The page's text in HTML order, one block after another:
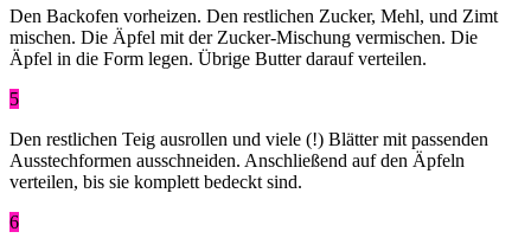
Den Backofen vorheizen. Den restlichen Zucker, Mehl, und Zimt
mischen. Die Äpfel mit der Zucker-Mischung vermischen. Die
Äpfel in die Form legen. Übrige Butter darauf verteilen.
5
Den restlichen Teig ausrollen und viele (!) Blätter mit passenden
Ausstechformen ausschneiden. Anschließend auf den Äpfeln
verteilen, bis sie komplett bedeckt sind.
6